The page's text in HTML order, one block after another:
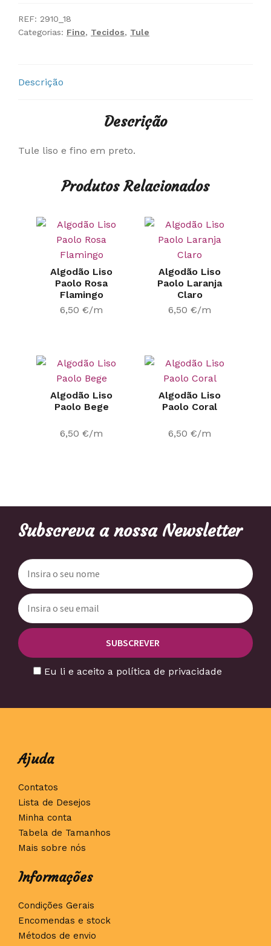
REF: 2910_18
Categorias: Fino, Tecidos, Tule
Descrição
Descrição
Tule liso e fino em preto.
Produtos Relacionados
Algodão Liso
Paolo Rosa
Flamingo
6,50 €/m
Algodão Liso
Paolo Laranja
Claro
6,50 €/m
Algodão Liso
Paolo Bege
6,50 €/m
Algodão Liso
Paolo Coral
6,50 €/m
Subscreva a nossa Newsletter
Eu li e aceito a política de privacidade
Ajuda
Contatos
Lista de Desejos
Minha conta
Tabela de Tamanhos
Mais sobre nós
Informações
Condições Gerais
Encomendas e stock
Métodos de envio